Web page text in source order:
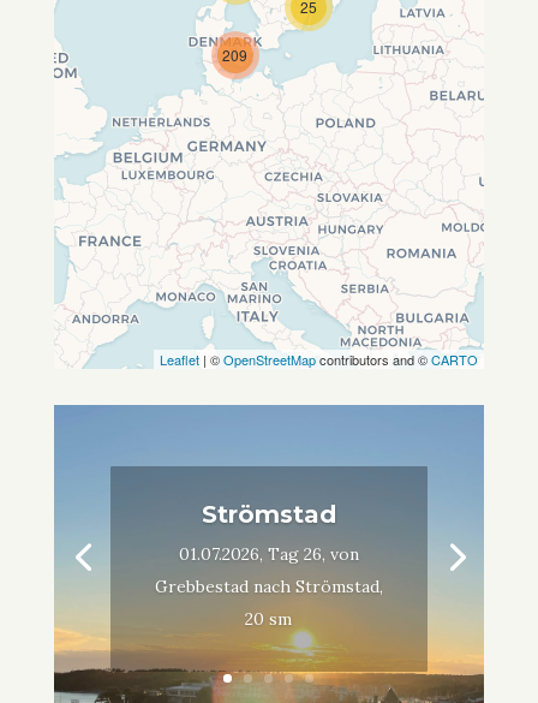
deine Seite vollständig geladen
wurde, fehlen leafletJS-Dateien.
25
209
Leaflet | ©OpenStreetMapcontributors and ©CARTO
Strömstad
01.07.2026, Tag 26, von
Grebbestad nach Strömstad,
20 sm